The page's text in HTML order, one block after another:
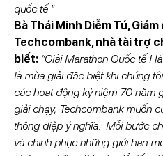
quốc tế."
Bà Thái Minh Diễm Tú,
Techcombank, nhà tài trợ
biết: “Giải Marathon Quốc tế
là mùa giải đặc biệt khi chúng
các hoạt động kỷ niệm 70 năm
giải chạy, Techcombank muốn
thông điệp ý nghĩa: Mỗi bước
và chinh phục những giới hạn